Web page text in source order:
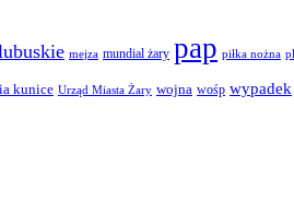
mejza mundial żary pap piłka nożna
kunice Urząd Miasta Żary wojna wośp wypadek